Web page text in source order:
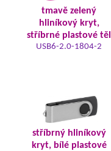
tmavě zelený
hliníkový kryt,
stříbrné plastové těl
USB6-2.0-1804-2
stříbrný hliníkový
kryt, bílé plastové